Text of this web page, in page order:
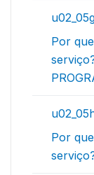
Por
Por